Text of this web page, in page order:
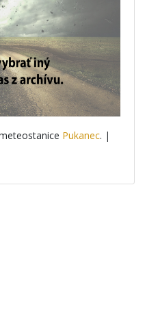
Pukanec. |